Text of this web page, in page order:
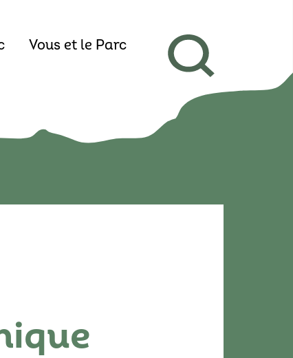
Vous et le Parc